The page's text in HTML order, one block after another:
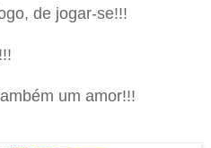
de jogar-se!!!
um amor!!!